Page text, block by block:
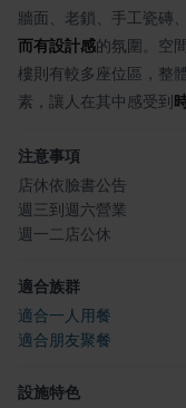
牆面、老鎖、手工瓷磚
而有設計感的氛圍。空
樓則有較多座位區，整
素，讓人在其中感受到
注意事項
店休依臉書公告
週三到週六營業
週一二店公休
適合族群
適合一人用餐
適合朋友聚餐
設施特色